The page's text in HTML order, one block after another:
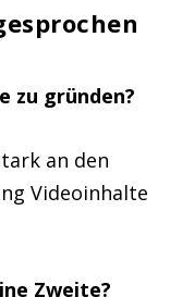
zu gründen?
an den
Videoinhalte
Zweite?